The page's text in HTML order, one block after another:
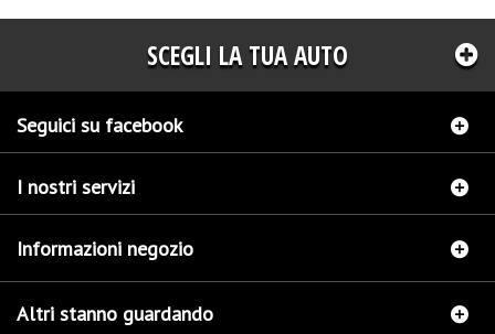
SCEGLI LA TUA AUTO
Seguici su facebook
I nostri servizi
Informazioni negozio
Altri stanno guardando